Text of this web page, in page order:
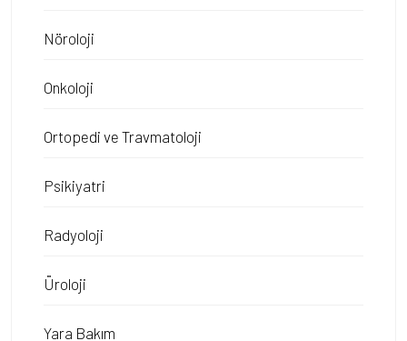
Nöroloji
Onkoloji
Ortopedi ve Travmatoloji
Psikiyatri
Radyoloji
Üroloji
Yara Bakım